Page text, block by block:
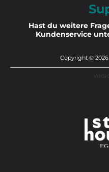
Hast du weitere
Kundenservice
Copyright ©